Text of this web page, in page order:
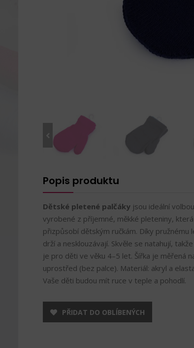
Popis produktu
Dětské pletené palčáky jsou ideální
vyrobené z příjemné, měkké pleteniny,
přizpůsobí dětským ručkám. Díky pružnému
drží a nesklouzávají. Skvěle se natahují,
je pro děti ve věku 4–5 let. Šířka je měřená
uprostřed (bez palce). Materiál: akryl a
Vaše děti budou mít ruce v teple a pohodlí.
PŘIDAT DO OBLÍBENÝCH